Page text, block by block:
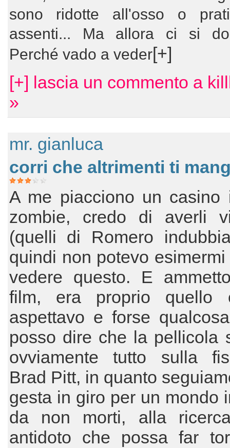
sono ridotte all'osso o
assenti... Ma allora ci si
Perché vado a veder[+]
[+] lascia un commento a
»
mr. gianluca
corri che altrimenti ti
A me piacciono un
zombie, credo di averli
(quelli di Romero
quindi non potevo
vedere questo. E
film, era proprio quello
aspettavo e forse
posso dire che la pellicola
ovviamente tutto sulla
Brad Pitt, in quanto
gesta in giro per un mondo
da non morti, alla
antidoto che possa far